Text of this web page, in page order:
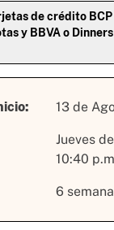
de crédito
y BBVA o
13 de
Jueves
10:40
6